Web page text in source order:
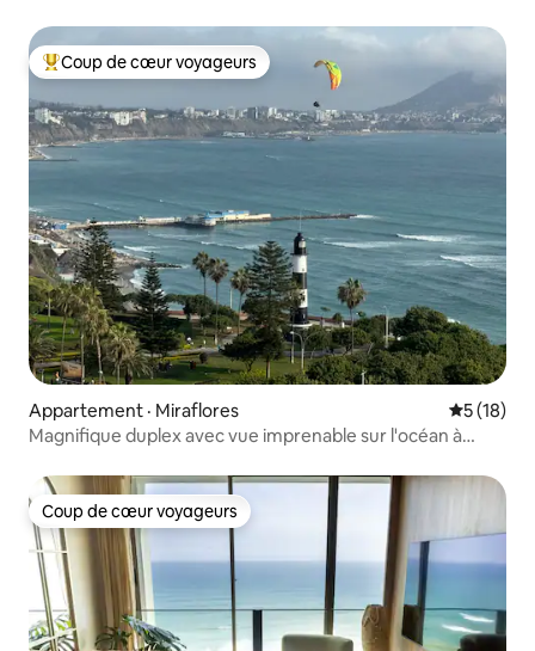
Coup de cœur voyageurs parmi les plus aimés
Coup de cœur voyageurs
Appartement · Miraflores Note
5 (18)
Magnifique duplex avec vue imprenable sur l'océan à
Coup de cœur voyageurs
Coup de cœur voyageurs